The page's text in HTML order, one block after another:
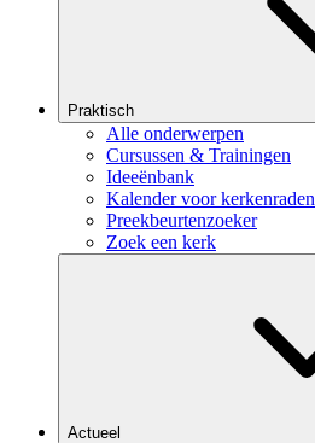
Praktisch
Alle onderwerpen
Cursussen & Trainingen
Ideeënbank
Kalender voor kerkenraden
Preekbeurtenzoeker
Zoek een kerk
Actueel